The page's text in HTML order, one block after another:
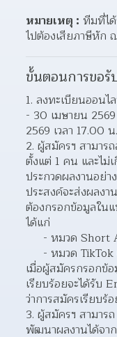
หมายเหตุ : ทีมที่ไ
ไปต้องเสียภาษีหัก
ขั้นตอนการขอ
1. ลงทะเบียนออน
- 30 เมษายน
2569 เวลา 17.00 น.
2. ผู้สมัครฯ สามา
ตั้งแต่ 1 คน และไม่
ประกวดผลงานอย่
ประสงค์จะส่งผลง
ต้องกรอกข้อมูลใน
ได้แก่
- หมวด Short
- หมวด TikTok
เมื่อผู้สมัครกรอกข้
เรียบร้อยจะได้รับ
ว่าการสมัครเรียบ
3. ผู้สมัครฯ สามาร
พัฒนาผลงานได้จา